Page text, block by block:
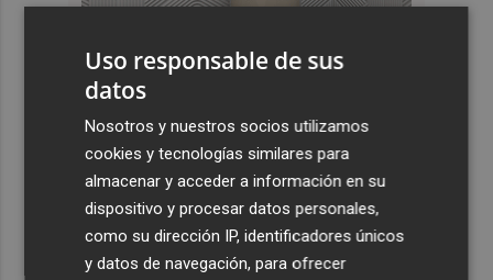
Últimas Noticias
18 medios aéreos se suman a los 150 terrestres que
trabajan en los incendios de Castellón
El suelo "extremadamente seco" favorece que los rayos
provoquen incendios
Uso responsable de sus
datos
Nosotros y nuestros socios utilizamos
cookies y tecnologías similares para
almacenar y acceder a información en su
dispositivo y procesar datos personales,
como su dirección IP, identificadores únicos
y datos de navegación, para ofrecer